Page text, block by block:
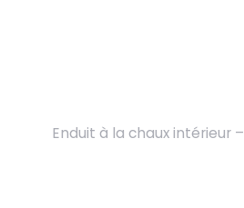
Enduit à la chaux intérieur –